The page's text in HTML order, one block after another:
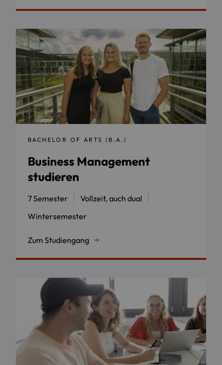
BACHELOR OF ARTS (B.A.)
Business Management
studieren
7 Semester
Vollzeit, auch dual
Wintersemester
Zum Studiengang